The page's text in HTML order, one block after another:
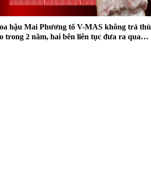
hậu Mai Phương tố V-MAS không trả thù
trong 2 năm, hai bên liên tục đưa ra quan